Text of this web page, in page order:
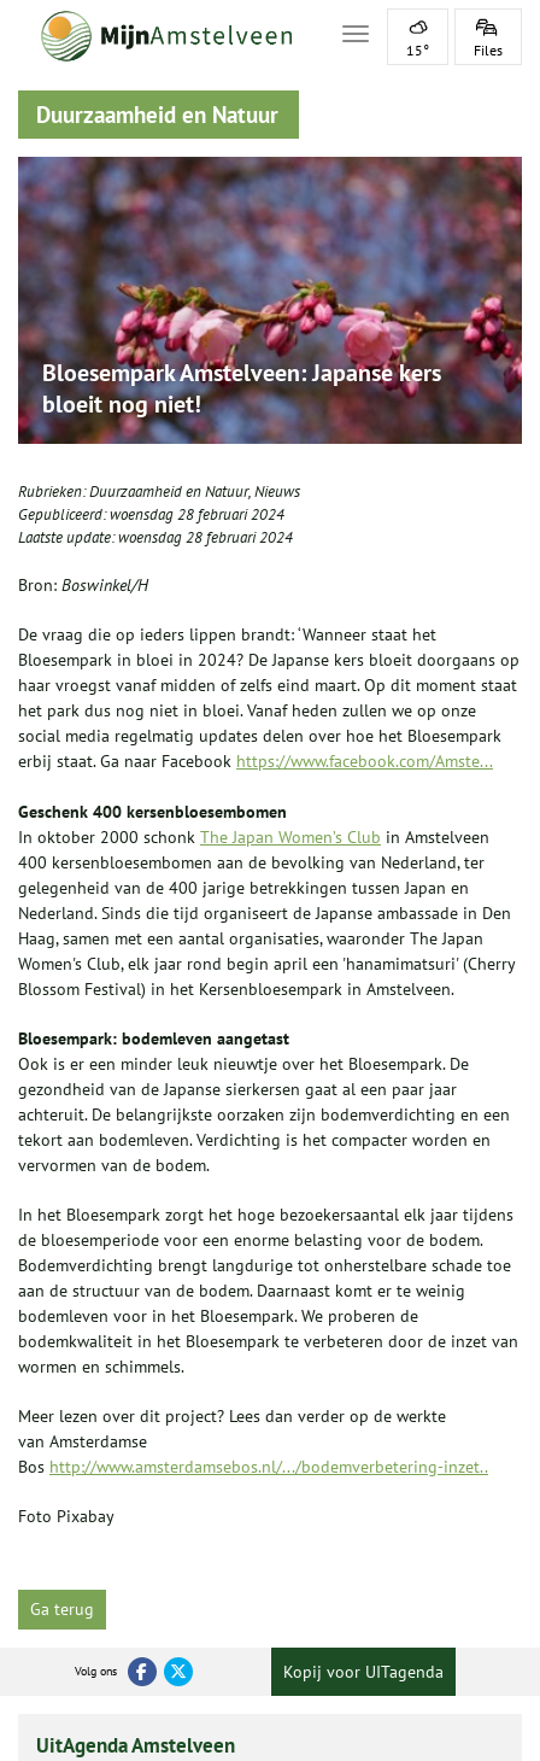
Toggle navigation
15° Files
Duurzaamheid en Natuur
Bloesempark Amstelveen: Japanse kers
bloeit nog niet!
Rubrieken:Duurzaamheid en Natuur,Nieuws
Gepubliceerd:woensdag 28 februari 2024
Laatste update:woensdag 28 februari 2024
Bron: Boswinkel/H
De vraag die op ieders lippen brandt: ‘Wanneer staat het
Bloesempark in bloei in 2024? De Japanse kers bloeit doorgaans op
haar vroegst vanaf midden of zelfs eind maart. Op dit moment staat
het park dus nog niet in bloei. Vanaf heden zullen we op onze
social media regelmatig updates delen over hoe het Bloesempark
erbij staat. Ga naar Facebook https://www.facebook.com/Amste...
Geschenk 400 kersenbloesembomen
In oktober 2000 schonk The Japan Women’s Club in Amstelveen
400 kersenbloesembomen aan de bevolking van Nederland, ter
gelegenheid van de 400 jarige betrekkingen tussen Japan en
Nederland. Sinds die tijd organiseert de Japanse ambassade in Den
Haag, samen met een aantal organisaties, waaronder The Japan
Women's Club, elk jaar rond begin april een 'hanamimatsuri' (Cherry
Blossom Festival) in het Kersenbloesempark in Amstelveen.
Bloesempark: bodemleven aangetast
Ook is er een minder leuk nieuwtje over het Bloesempark. De
gezondheid van de Japanse sierkersen gaat al een paar jaar
achteruit. De belangrijkste oorzaken zijn bodemverdichting en een
tekort aan bodemleven. Verdichting is het compacter worden en
vervormen van de bodem.
In het Bloesempark zorgt het hoge bezoekersaantal elk jaar tijdens
de bloesemperiode voor een enorme belasting voor de bodem.
Bodemverdichting brengt langdurige tot onherstelbare schade toe
aan de structuur van de bodem. Daarnaast komt er te weinig
bodemleven voor in het Bloesempark. We proberen de
bodemkwaliteit in het Bloesempark te verbeteren door de inzet van
wormen en schimmels.
Meer lezen over dit project? Lees dan verder op de werkte
van Amsterdamse
Bos http://www.amsterdamsebos.nl/.../bodemverbetering-inzet..
Foto Pixabay
Ga terug
Volg ons Kopij voor UITagenda
UitAgenda Amstelveen